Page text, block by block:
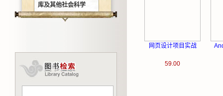
库及其他社会科学
网页设计项目实战
59.00